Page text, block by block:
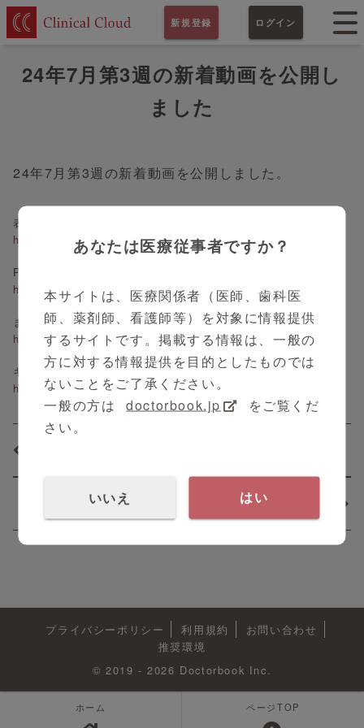
新規登録 ログイン
24年7月第3週の新着動画を公開し
ました
24年7月第3週の新着動画を公開しました。
表在咽頭癌の早期発見と治療 今後の課題
https://clinicalcloud.jp/contents/2265
PARIべロックスの使用方法
https://clinicalcloud.jp/contents/2199
まもろーる
https://clinicalcloud.jp/contents/2273
ギャザー付ドレッシング マインパッド
https://clinicalcloud.jp/contents/2274
24年7月第4週の新着動画を公開しました
プライバシーポリシー 利用規約
お問い合わせ
推奨環境
© 2019 - 2026 Doctorbook Inc.
ホーム ページTOP
あなたは医療従事者ですか？
本サイトは、医療関係者（医師、歯科医
師、薬剤師、看護師等）を対象に情報提供
するサイトです。掲載する情報は、一般の
方に対する情報提供を目的としたものでは
ないことをご了承ください。
一般の方は
doctorbook.jp
をご覧くだ
さい。
いいえ はい